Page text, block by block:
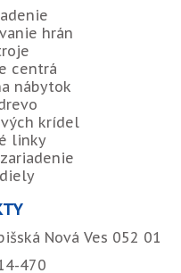
hrán
centrá
nábytok
krídel
linky
Nová Ves 052 01
470